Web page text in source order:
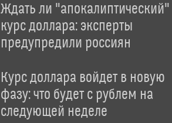
Ждать ли "апокалиптический"
курс доллара: эксперты
предупредили россиян
Курс доллара войдет в новую
фазу: что будет с рублем на
следующей неделе